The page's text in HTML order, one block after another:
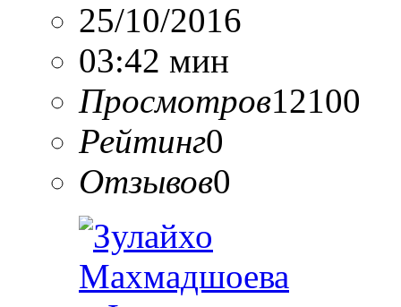
25/10/2016
03:42 мин
Просмотров12100
Рейтинг0
Отзывов0